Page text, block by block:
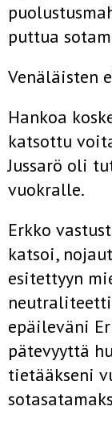
puttua
Venäläisten
Hankoa
katsottu
Jussarö oli
vuokralle.
Erkko
katsoi,
esitettyyn
epäileväni
pätevyyttä
tietääkseni